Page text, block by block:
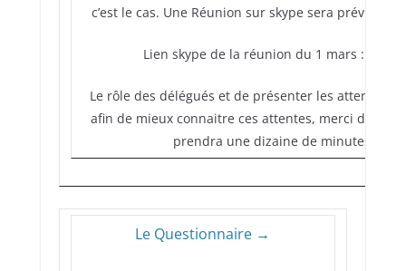
c’est le cas. Une Réunion sur skype sera prévue
Lien skype de la réunion du 1 mars :
Le rôledes délégués et de présenter les attentes
afin de mieux connaitre ces attentes, merci de
prendra une dizaine de minutes et
Le Questionnaire →